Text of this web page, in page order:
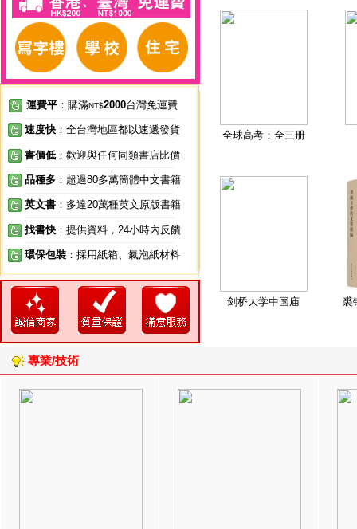
運費平 ：購滿NT$2000台灣免運費
速度快 ：全台灣地區都以速遞發貨
書價低 ：歡迎與任何同類書店比價
品種多 ：超過80多萬簡體中文書籍
英文書 ：多達20萬種英文原版書籍
找書快 ：提供資料，24小時內反饋
環保包裝 ：採用紙箱、氣泡紙材料
全球高考：全三册
剑桥大学中国庙 裘
專業/技術